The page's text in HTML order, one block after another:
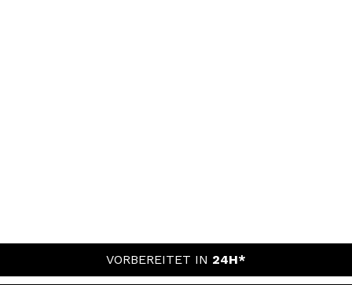
VORBEREITET IN 24H*